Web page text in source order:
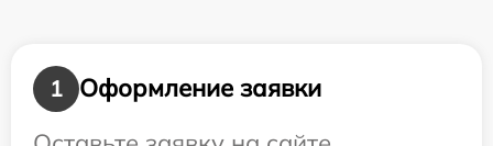
1
Оформление заявки